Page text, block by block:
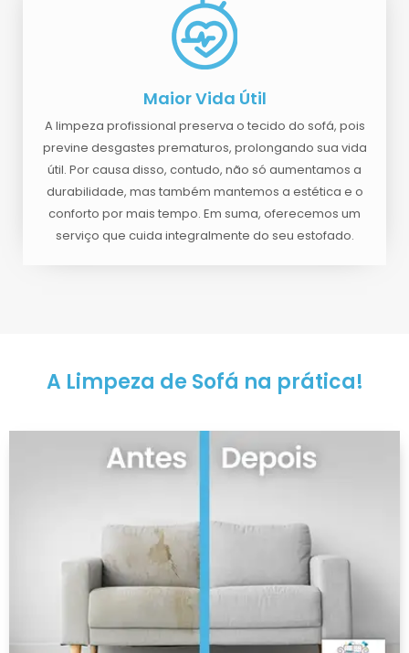
Maior Vida Útil
A limpeza profissional preserva o tecido do sofá, pois
previne desgastes prematuros, prolongando sua vida
útil. Por causa disso, contudo, não só aumentamos a
durabilidade, mas também mantemos a estética e o
conforto por mais tempo. Em suma, oferecemos um
serviço que cuida integralmente do seu estofado.
A Limpeza de Sofá na prática!